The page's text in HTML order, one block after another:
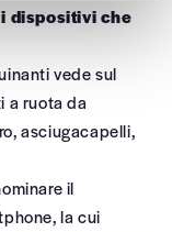
dispositivi che
vede sul
a ruota da
asciugacapelli,
il
la cui